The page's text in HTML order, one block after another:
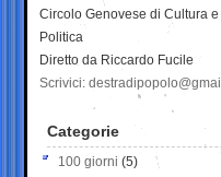
Circolo Genovese di Cultura e
Politica
Diretto da Riccardo Fucile
Scrivici:
Categorie
100 giorni (5)